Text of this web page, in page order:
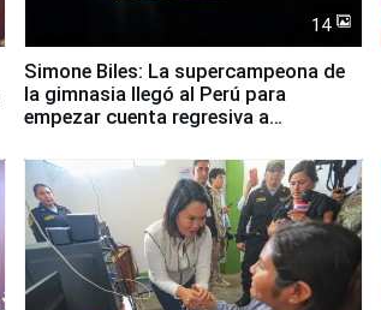
14
Simone Biles: La supercampeona de
la gimnasia llegó al Perú para
empezar cuenta regresiva a